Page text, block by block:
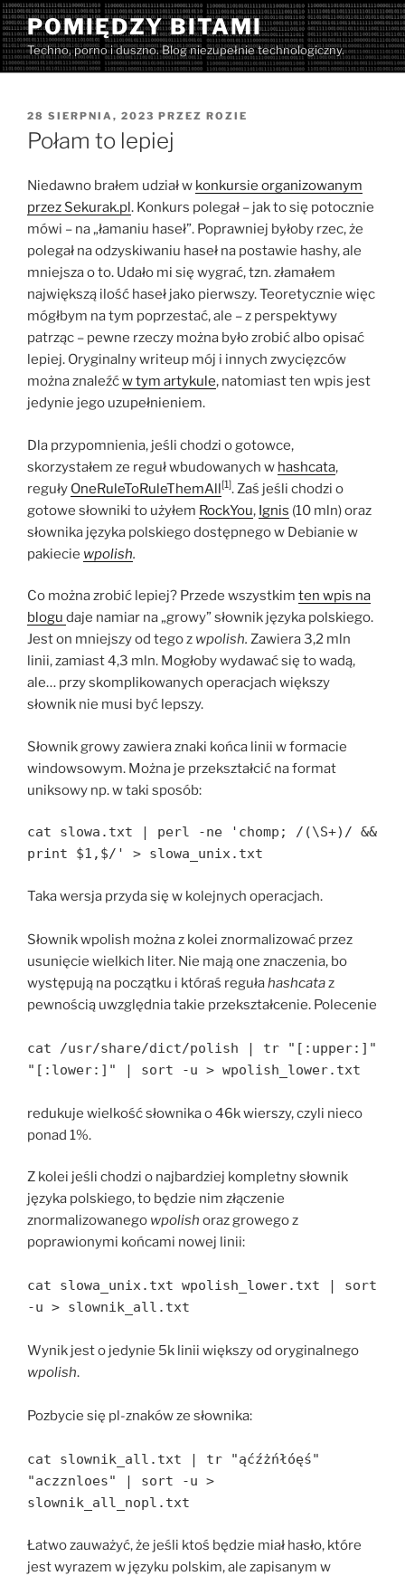
Przejdź
do
treści
POMIĘDZY BITAMI
Techno, porno i duszno. Blog niezupełnie technologiczny.
OPUBLIKOWANE
W
28 SIERPNIA, 2023 PRZEZ ROZIE
Połam to lepiej
Niedawno brałem udział w konkursie organizowanym
przez Sekurak.pl. Konkurs polegał – jak to się potocznie
mówi – na „łamaniu haseł”. Poprawniej byłoby rzec, że
polegał na odzyskiwaniu haseł na postawie hashy, ale
mniejsza o to. Udało mi się wygrać, tzn. złamałem
największą ilość haseł jako pierwszy. Teoretycznie więc
mógłbym na tym poprzestać, ale – z perspektywy
patrząc – pewne rzeczy można było zrobić albo opisać
lepiej. Oryginalny writeup mój i innych zwycięzców
można znaleźćw tym artykule, natomiast ten wpis jest
jedynie jego uzupełnieniem.
Dla przypomnienia, jeśli chodzi o gotowce,
skorzystałem ze reguł wbudowanych w hashcata,
reguły OneRuleToRuleThemAll[1]. Zaś jeśli chodzi o
gotowe słowniki to użyłem RockYou, Ignis (10 mln) oraz
słownika języka polskiego dostępnego w Debianie w
pakiecie wpolish.
Co można zrobić lepiej? Przede wszystkim ten wpis na
blogu daje namiar na „growy” słownik języka polskiego.
Jest on mniejszy od tego z wpolish. Zawiera 3,2 mln
linii, zamiast 4,3 mln. Mogłoby wydawać się to wadą,
ale… przy skomplikowanych operacjach większy
słownik nie musi być lepszy.
Słownik growy zawiera znaki końca linii w formacie
windowsowym. Można je przekształcić na format
uniksowy np. w taki sposób:
cat slowa.txt | perl -ne 'chomp; /(\S+)/ &&
print $1,$/' > slowa_unix.txt
Taka wersja przyda się w kolejnych operacjach.
Słownik wpolish można z kolei znormalizować przez
usunięcie wielkich liter. Nie mają one znaczenia, bo
występują na początku i któraś regułahashcataz
pewnością uwzględnia takie przekształcenie. Polecenie
cat /usr/share/dict/polish | tr "[:upper:]"
"[:lower:]" | sort -u > wpolish_lower.txt
redukuje wielkość słownika o 46k wierszy, czyli nieco
ponad 1%.
Z kolei jeśli chodzi o najbardziej kompletny słownik
języka polskiego, to będzie nim złączenie
znormalizowanego wpolish oraz growego z
poprawionymi końcami nowej linii:
cat slowa_unix.txt wpolish_lower.txt | sort
-u > slownik_all.txt
Wynik jest o jedynie 5k linii większy od oryginalnego
wpolish.
Pozbycie się pl-znaków ze słownika:
cat slownik_all.txt | tr "ąćźżńłóęś"
"aczznloes" | sort -u >
slownik_all_nopl.txt
Łatwo zauważyć, że jeśli ktoś będzie miał hasło, które
jest wyrazem w języku polskim, ale zapisanym w